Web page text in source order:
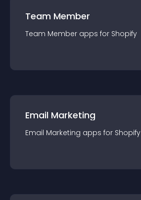
Team Member
Team Member apps for Shopify
Email Marketing
Email Marketing apps for Shopify